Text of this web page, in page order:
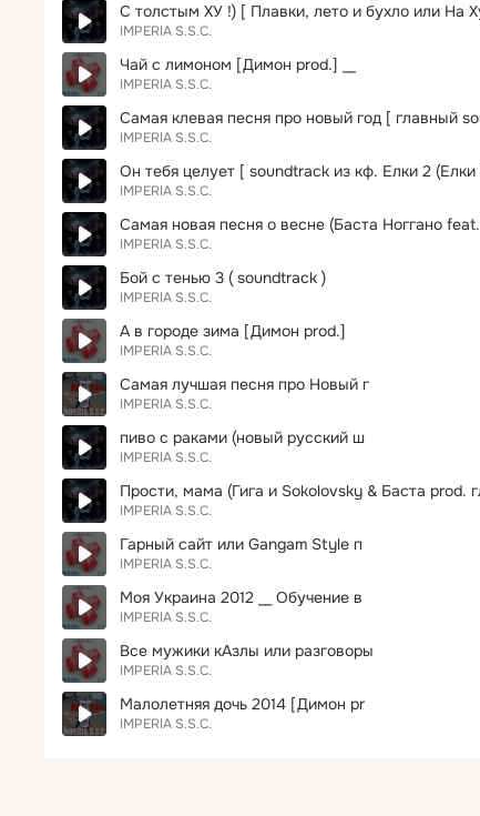
IMPERIA S.S.C.
Чай с лимоном [Димон prod.] __
IMPERIA S.S.C.
Самая клевая песня про новый год [ главный
IMPERIA S.S.C.
Он тебя целует [ soundtrack из кф. Елки 2 (Елки
IMPERIA S.S.C.
Самая новая песня о весне (Баста Ноггано
IMPERIA S.S.C.
Бой с тенью 3 ( soundtrack )
IMPERIA S.S.C.
А в городе зима [Димон prod.]
IMPERIA S.S.C.
Самая лучшая песня про Новый г
IMPERIA S.S.C.
пиво с раками (новый русский ш
IMPERIA S.S.C.
Прости, мама (Гига и Sokolovsky & Баста
IMPERIA S.S.C.
Гарный сайт или Gangam Style п
IMPERIA S.S.C.
Моя Украина 2012 __ Обучение в
IMPERIA S.S.C.
Все мужики кАзлы или разговоры
IMPERIA S.S.C.
Малолетняя дочь 2014 [Димон pr
IMPERIA S.S.C.